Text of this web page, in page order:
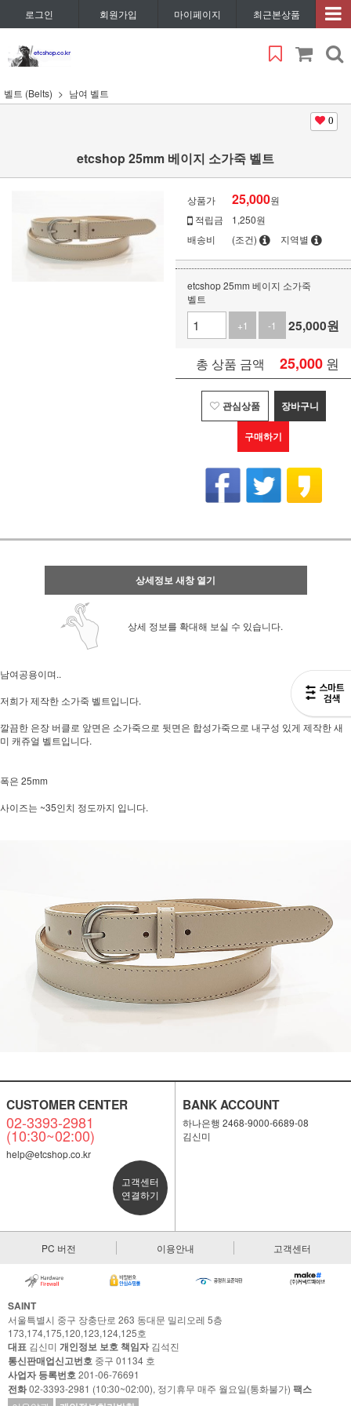
로그인 회원가입 마이페이지 최근본상품
벨트 (Belts) 남여 벨트
0
etcshop 25mm 베이지 소가죽 벨트
상품가 25,000원
적립금
1,250원
배송비
(조건) 지역별
etcshop 25mm 베이지 소가죽
벨트
+1
-1 25,000원
총 상품 금액 25,000 원
관심상품 장바구니
구매하기
상세정보 새창 열기
상세 정보를 확대해 보실 수 있습니다.
남여공용이며..
저희가 제작한 소가죽 벨트입니다.
깔끔한 은장 버클로 앞면은 소가죽으로 뒷면은 합성가죽으로 내구성 있게 제작한 새
미 캐쥬얼 벨트입니다.
폭은 25mm
사이즈는 ~35인치 정도까지 입니다.
CUSTOMER CENTER
02-3393-2981
(10:30~02:00)
help@etcshop.co.kr
고객센터
연결하기
BANK ACCOUNT
하나은행 2468-9000-6689-08
김신미
PC 버전 이용안내 고객센터
SAINT
서울특별시 중구 장충단로 263 동대문 밀리오레 5층
173,174,175,120,123,124,125호
대표 김신미 개인정보 보호 책임자김석진
통신판매업신고번호 중구 01134 호
사업자 등록번호201-06-76691
전화02-3393-2981 (10:30~02:00), 정기휴무 매주 월요일(통화불가) 팩스